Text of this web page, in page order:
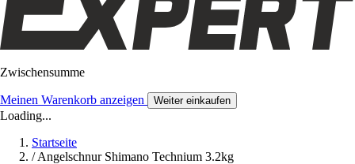
Zwischensumme
Meinen Warenkorb anzeigen Weiter einkaufen
Loading...
Startseite
/ Angelschnur Shimano Technium 3.2kg